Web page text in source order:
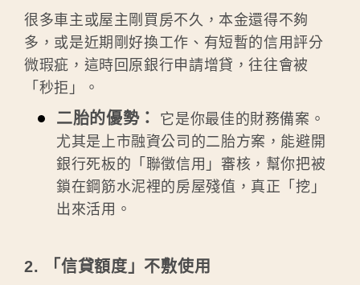
很多車主或屋主剛買房不久，本金還得不夠
多，或是近期剛好換工作、有短暫的信用評分
微瑕疵，這時回原銀行申請增貸，往往會被
「秒拒」。
二胎的優勢：
它是你最佳的財務備案。
尤其是上市融資公司的二胎方案，能避開
銀行死板的「聯徵信用」審核，幫你把被
鎖在鋼筋水泥裡的房屋殘值，真正「挖」
出來活用。
2. 「信貸額度」不敷使用